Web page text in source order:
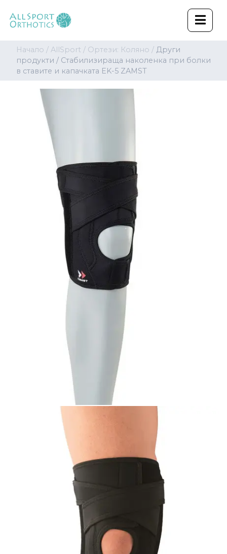
Начало / AllSport / Ортези: Коляно / Други
продукти / Стабилизираща наколенка при болки
в ставите и капачката EK-5 ZAMST